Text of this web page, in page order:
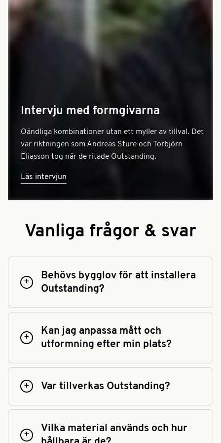
Intervju med formgivarna
Oändliga kombinationer utan ett myller av tillval. Det
var riktningen som Andreas Sture och Torbjörn
Eliasson tog när de ritade Outstanding.
Läs intervjun
Vanliga frågor & svar
Behövs bygglov för att installera
Outstanding?
Ja, det krävs bygglov. Vi förser dig med plan- och
fasadritningar som du kan bifoga i ansökan.
Kan jag anpassa mått och
utformning efter min plats?
Ja, så länge du håller dig till våra standardmoduler
finns det stor frihet att anpassa lösningen efter
platsens förutsättningar. Alla moduler har samma
bredd (240 cm) men finns i fyra olika djup: 120, 180,
Var tillverkas Outstanding?
All tillverkning sker här i vår fabrik i Blidsberg,
utanför Ulricehamn.
Vilka material används och hur